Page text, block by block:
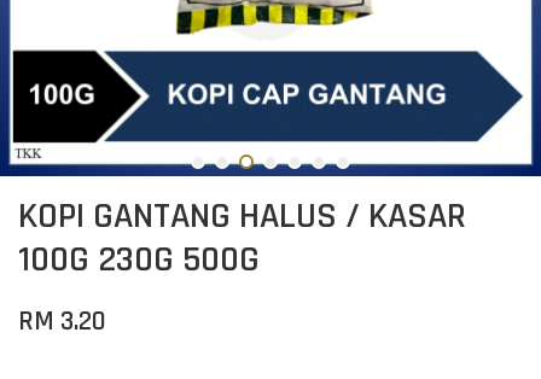
KOPI GANTANG HALUS / KASAR
100G 230G 500G
RM 3.20